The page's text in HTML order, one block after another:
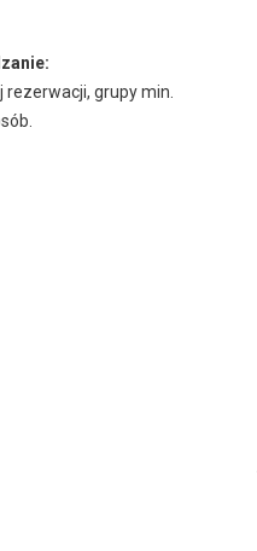
grupy min.